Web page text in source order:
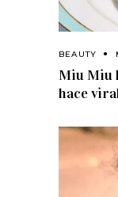
BEAUTY
Miu Miu
hace